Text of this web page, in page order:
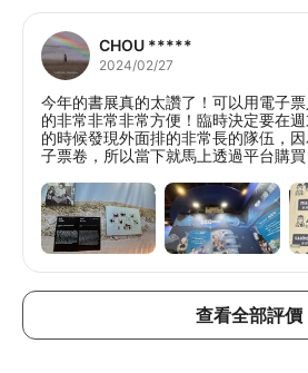
CHOU *****
2024/02/27
今年的書展真的太讚了！可以用電子
的非常非常非常方便！臨時決定要在
的時候發現外面排的非常長的隊伍，
子票卷，所以當下就馬上透過平台購
電子票直接掃碼會最快）而且今年的
券等等都相當方便，買了好多書 👍🏻
也非常漂亮，不僅是展售書，也有很
主題講座，每個角落隨時都有活動發
把所有攤位都逛完，下次再度參加國
安排更充裕的時間購書、參加講座！
查看全部評價